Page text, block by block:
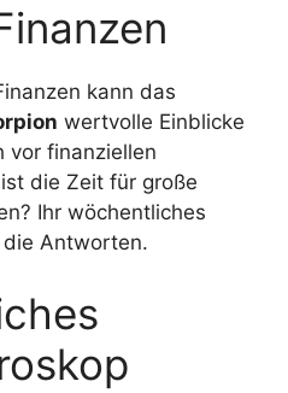
kann das
wertvolle Einblicke
vor finanziellen
die Zeit für große
Ihr wöchentliches
Antworten.